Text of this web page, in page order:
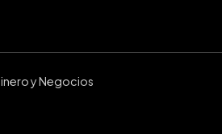
y Negocios